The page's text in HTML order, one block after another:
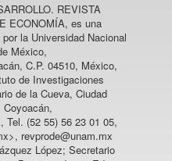
REVISTA
ECONOMÍA, es una
la Universidad Nacional
México,
C.P. 04510, México,
de Investigaciones
de la Cueva, Ciudad
Coyoacán,
Tel. (52 55) 56 23 01 05,
revprode@unam.mx
López; Secretario